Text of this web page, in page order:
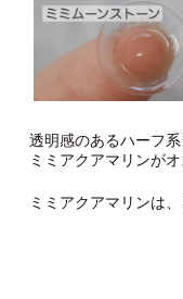
透明感のあるハーフ
ミミアクアマリンがオ
ミミアクアマリンは